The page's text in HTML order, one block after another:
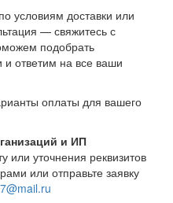
условиям доставки или
— свяжитесь с
подобрать
и ответим на все ваши
оплаты для вашего
и ИП
или уточнения реквизитов
или отправьте заявку